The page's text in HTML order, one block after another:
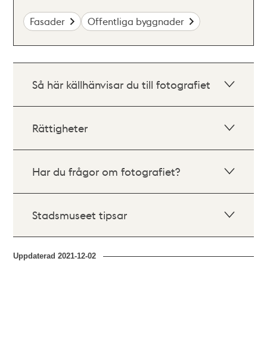
Fasader Offentliga byggnader
Så här källhänvisar du till fotografiet
Rättigheter
Har du frågor om fotografiet?
Stadsmuseet tipsar
Uppdaterad2021-12-02